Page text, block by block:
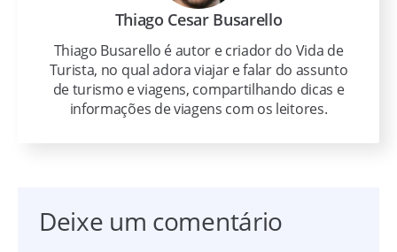
Thiago Cesar Busarello
Thiago Busarello é autor e criador do Vida de
Turista, no qual adora viajar e falar do assunto
de turismo e viagens, compartilhando dicas e
informações de viagens com os leitores.
Deixe um comentário